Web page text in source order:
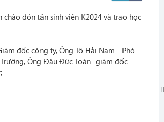
đón tân sinh viên K2024 và trao học
đốc công ty, Ông Tô Hải Nam - Phó
Ông Đậu Đức Toàn- giám đốc